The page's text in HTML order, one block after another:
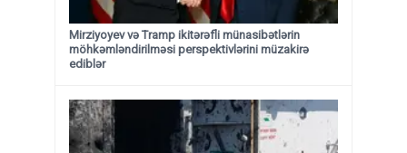
Mirziyoyev və Tramp ikitərəfli münasibətlərin
möhkəmləndirilməsi perspektivlərini müzakirə
ediblər